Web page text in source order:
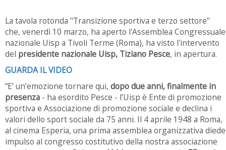
La tavola rotonda "Transizione sportiva e terzo settore"
che, venerdì 10 marzo, ha aperto l'Assemblea Congressuale
nazionale Uisp a Tivoli Terme (Roma), ha visto l'intervento
del presidente nazionale Uisp, Tiziano Pesce, in apertura.
GUARDA IL VIDEO
“E’ un’emozione tornare qui, dopo due anni, finalmente in
presenza - ha esordito Pesce - l’Uisp è Ente di promozione
sportiva e Associazione di promozione sociale e declina i
valori dello sport sociale da 75 anni. Il 4 aprile 1948 a Roma,
al cinema Esperia, una prima assemblea organizzativa diede
impulso al congresso costitutivo della nostra associazione